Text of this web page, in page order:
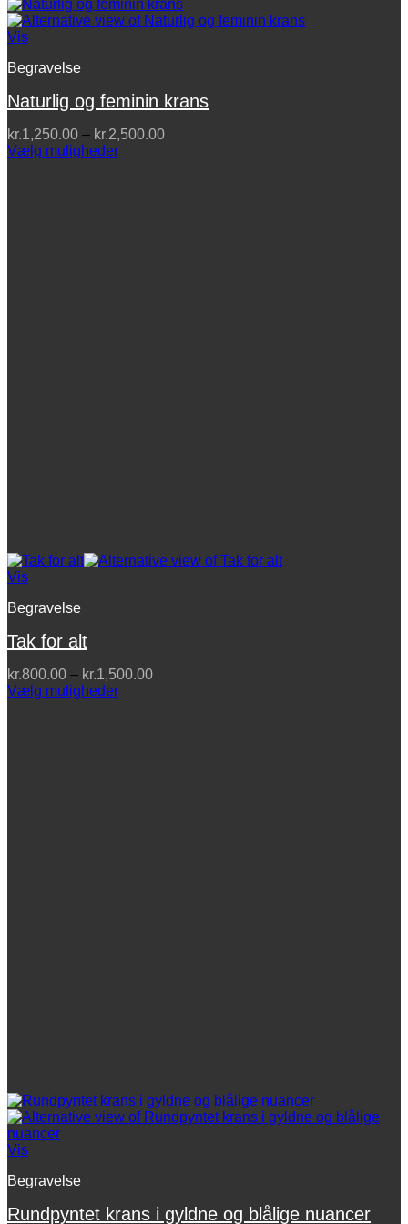
Vis
Begravelse
Naturlig og feminin krans
kr.1,250.00 – kr.2,500.00Prisinterval:
Vælg muligheder
Vis
Begravelse
Tak for alt
kr.800.00 – kr.1,500.00Prisinterval:
Vælg muligheder
Vis
Begravelse
Rundpyntet krans i gyldne og blålige nuancer